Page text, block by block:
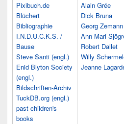
Pixibuch.de
Blüchert
Bibliographie
I.N.D.U.C.K.S. /
Bause
Steve Santi (engl.)
Enid Blyton Society
(engl.)
Bildschriften-Archiv
TuckDB.org (engl.)
past children's
books
Alain Grée
Dick Bruna
Georg Zemann
Ann Mari
Robert Dallet
Willy
Jeanne